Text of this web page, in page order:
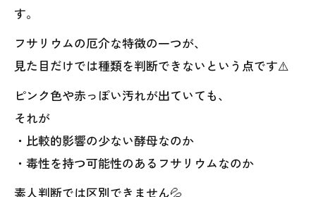
す。
フサリウムの厄介な特徴の一つが、
見た目だけでは種類を判断できないという点です⚠️
ピンク色や赤っぽい汚れが出ていても、
それが
・比較的影響の少ない酵母なのか
・毒性を持つ可能性のあるフサリウムなのか
素人判断では区別できません💦